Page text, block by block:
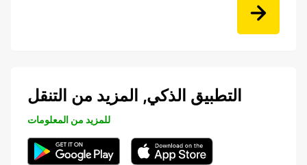
التطبيق الذكي, المزيد من التنقل
للمزيد من المعلومات